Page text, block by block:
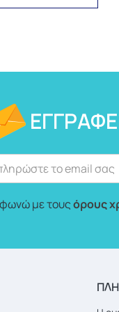
με τουςόρους